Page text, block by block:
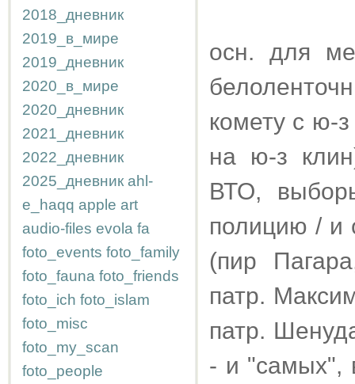
2018_дневник
2019_в_мире
2019_дневник
2020_в_мире
2020_дневник
2021_дневник
2022_дневник
2025_дневник ahl-
e_haqq apple art
audio-files evola fa
foto_events foto_family
foto_fauna foto_friends
foto_ich foto_islam
foto_misc
foto_my_scan
foto_people
осн. для
комету с ю-
на ю-з
ВТО,
полицию / и
(пир
патр.
патр.
- и "самых",